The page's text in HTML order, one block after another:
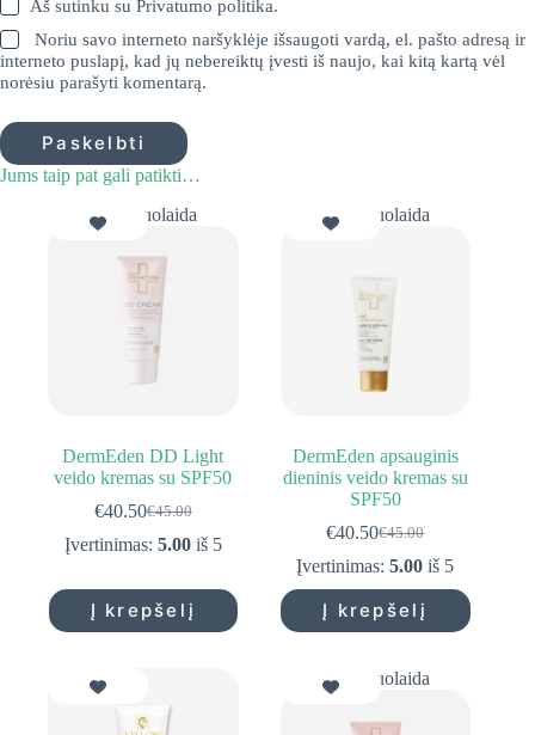
Aš sutinku suPrivatumo politika.
Noriu savo interneto naršyklėje išsaugoti vardą, el. pašto adresą ir
interneto puslapį, kad jų nebereiktų įvesti iš naujo, kai kitą kartą vėl
norėsiu parašyti komentarą.
Paskelbti
Jums taip pat gali patikti…
10% Nuolaida
DermEden DD Light
veido kremas su SPF50
€45.00
Original
price
€45.00.
€40.50Current
price
€40.50.
Įvertinimas: 5.00iš 5
Į krepšelį
10% Nuolaida
DermEden apsauginis
dieninis veido kremas su
SPF50
€45.00
Original
price
was:
€45.00.
€40.50Current
price
is:
€40.50.
Įvertinimas:5.00 iš 5
Į krepšelį
10% Nuolaida